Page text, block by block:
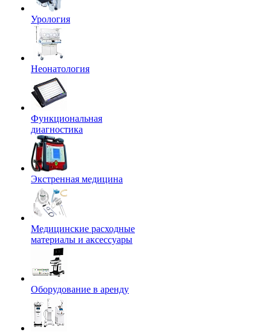
Урология
Неонатология
Функциональная
диагностика
Экстренная медицина
Медицинские расходные
материалы и аксессуары
Оборудование в аренду